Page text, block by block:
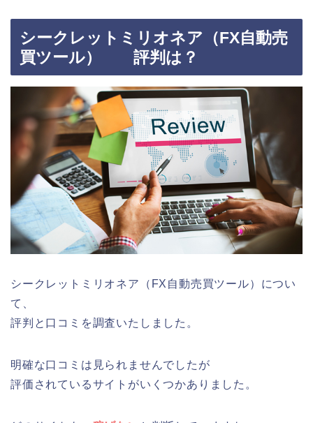
シークレットミリオネア（FX自動売
買ツール） 評判は？
シークレットミリオネア（FX自動売買ツール）につい
て、
評判と口コミを調査いたしました。
明確な口コミは見られませんでしたが
評価されているサイトがいくつかありました。